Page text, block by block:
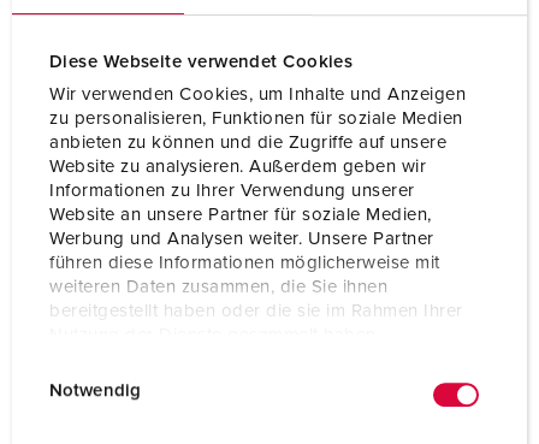
Diese Webseite verwendet Cookies
Wir verwenden Cookies, um Inhalte und Anzeigen
zu personalisieren, Funktionen für soziale Medien
anbieten zu können und die Zugriffe auf unsere
Website zu analysieren. Außerdem geben wir
Informationen zu Ihrer Verwendung unserer
Website an unsere Partner für soziale Medien,
Werbung und Analysen weiter. Unsere Partner
führen diese Informationen möglicherweise mit
weiteren Daten zusammen, die Sie ihnen
bereitgestellt haben oder die sie im Rahmen Ihrer
Notwendig
Certificeringen
CB Zertifikat
VDE
CQC